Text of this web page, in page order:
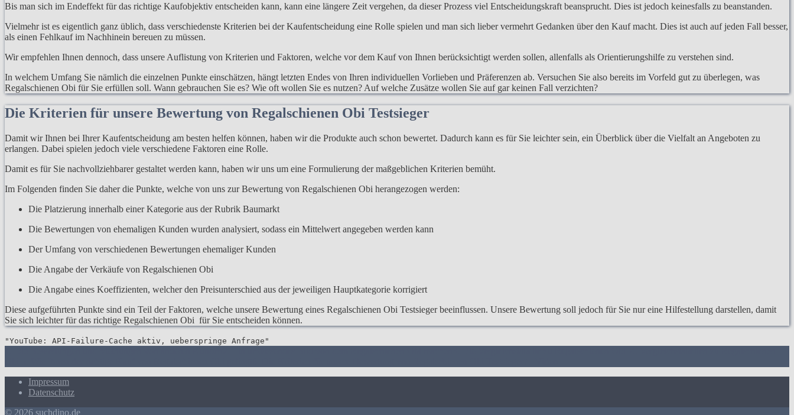
Bis man sich im Endeffekt für das richtige Kaufobjektiv entscheiden kann, kann eine längere Zeit vergehen, da dieser Prozess viel Entscheidungskraft beansprucht. Dies ist jedoch keinesfalls zu beanstanden.
Vielmehr ist es eigentlich ganz üblich, dass verschiedenste Kriterien bei der Kaufentscheidung eine Rolle spielen und man sich lieber vermehrt Gedanken über den Kauf macht. Dies ist auch auf jeden Fall besser,
als einen Fehlkauf im Nachhinein bereuen zu müssen.
Wir empfehlen Ihnen dennoch, dass unsere Auflistung von Kriterien und Faktoren, welche vor dem Kauf von Ihnen berücksichtigt werden sollen, allenfalls als Orientierungshilfe zu verstehen sind.
In welchem Umfang Sie nämlich die einzelnen Punkte einschätzen, hängt letzten Endes von Ihren individuellen Vorlieben und Präferenzen ab. Versuchen Sie also bereits im Vorfeld gut zu überlegen, was
Regalschienen Obi für Sie erfüllen soll. Wann gebrauchen Sie es? Wie oft wollen Sie es nutzen? Auf welche Zusätze wollen Sie auf gar keinen Fall verzichten?
Die Kriterien für unsere Bewertung von Regalschienen Obi Testsieger
Damit wir Ihnen bei Ihrer Kaufentscheidung am besten helfen können, haben wir die Produkte auch schon bewertet. Dadurch kann es für Sie leichter sein, ein Überblick über die Vielfalt an Angeboten zu
erlangen. Dabei spielen jedoch viele verschiedene Faktoren eine Rolle.
Damit es für Sie nachvollziehbarer gestaltet werden kann, haben wir uns um eine Formulierung der maßgeblichen Kriterien bemüht.
Im Folgenden finden Sie daher die Punkte, welche von uns zur Bewertung von Regalschienen Obi herangezogen werden:
Die Platzierung innerhalb einer Kategorie aus der Rubrik Baumarkt
Die Bewertungen von ehemaligen Kunden wurden analysiert, sodass ein Mittelwert angegeben werden kann
Der Umfang von verschiedenen Bewertungen ehemaliger Kunden
Die Angabe der Verkäufe von Regalschienen Obi
Die Angabe eines Koeffizienten, welcher den Preisunterschied aus der jeweiligen Hauptkategorie korrigiert
Diese aufgeführten Punkte sind ein Teil der Faktoren, welche unsere Bewertung eines Regalschienen Obi Testsieger beeinflussen. Unsere Bewertung soll jedoch für Sie nur eine Hilfestellung darstellen, damit
Sie sich leichter für das richtige Regalschienen Obi für Sie entscheiden können.
"YouTube: API-Failure-Cache aktiv, ueberspringe Anfrage"
Impressum
Datenschutz
© 2026 suchdino.de